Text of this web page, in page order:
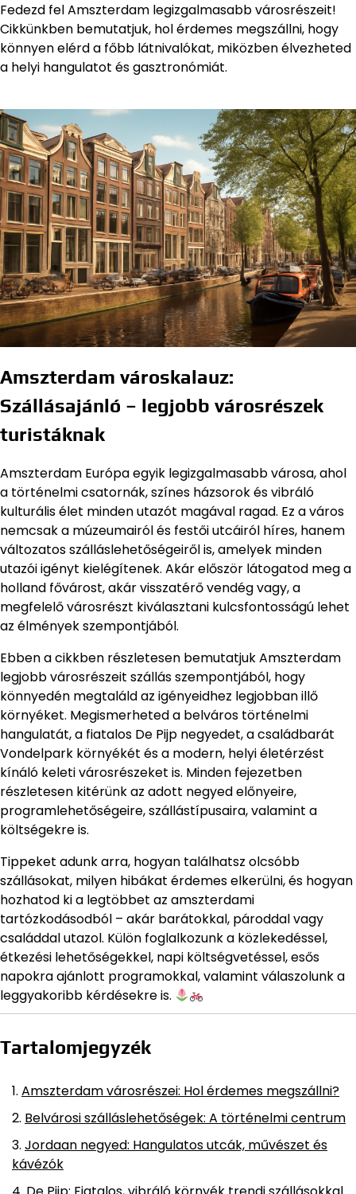
Fedezd fel Amszterdam legizgalmasabb városrészeit!
Cikkünkben bemutatjuk, hol érdemes megszállni, hogy
könnyen elérd a főbb látnivalókat, miközben élvezheted
a helyi hangulatot és gasztronómiát.
Amszterdam városkalauz:
Szállásajánló – legjobb városrészek
turistáknak
Amszterdam Európa egyik legizgalmasabb városa, ahol
a történelmi csatornák, színes házsorok és vibráló
kulturális élet minden utazót magával ragad. Ez a város
nemcsak a múzeumairól és festői utcáiról híres, hanem
változatos szálláslehetőségeiről is, amelyek minden
utazói igényt kielégítenek. Akár először látogatod meg a
holland fővárost, akár visszatérő vendég vagy, a
megfelelő városrészt kiválasztani kulcsfontosságú lehet
az élmények szempontjából.
Ebben a cikkben részletesen bemutatjuk Amszterdam
legjobb városrészeit szállás szempontjából, hogy
könnyedén megtaláld az igényeidhez legjobban illő
környéket. Megismerheted a belváros történelmi
hangulatát, a fiatalos De Pijp negyedet, a családbarát
Vondelpark környékét és a modern, helyi életérzést
kínáló keleti városrészeket is. Minden fejezetben
részletesen kitérünk az adott negyed előnyeire,
programlehetőségeire, szállástípusaira, valamint a
költségekre is.
Tippeket adunk arra, hogyan találhatsz olcsóbb
szállásokat, milyen hibákat érdemes elkerülni, és hogyan
hozhatod ki a legtöbbet az amszterdami
tartózkodásodból – akár barátokkal, pároddal vagy
családdal utazol. Külön foglalkozunk a közlekedéssel,
étkezési lehetőségekkel, napi költségvetéssel, esős
napokra ajánlott programokkal, valamint válaszolunk a
leggyakoribb kérdésekre is.
Tartalomjegyzék
Amszterdam városrészei: Hol érdemes megszállni?
Belvárosi szálláslehetőségek: A történelmi centrum
Jordaan negyed: Hangulatos utcák, művészet és
kávézók